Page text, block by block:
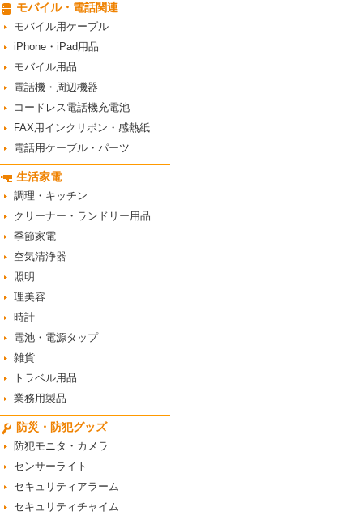
モバイル・電話関連
モバイル用ケーブル
iPhone・iPad用品
モバイル用品
電話機・周辺機器
コードレス電話機充電池
FAX用インクリボン・感熱紙
電話用ケーブル・パーツ
生活家電
調理・キッチン
クリーナー・ランドリー用品
季節家電
空気清浄器
照明
理美容
時計
電池・電源タップ
雑貨
トラベル用品
業務用製品
防災・防犯グッズ
防犯モニタ・カメラ
センサーライト
セキュリティアラーム
セキュリティチャイム